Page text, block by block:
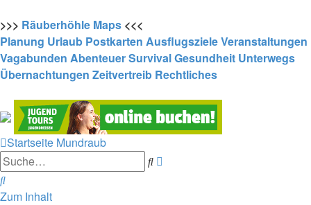
>>> Räuberhöhle Maps <<<
Planung Urlaub Postkarten AusflugszieleVeranstaltungen
Vagabunden AbenteuerSurvivalGesundheit Unterwegs
Übernachtungen Zeitvertreib Rechtliches
Startseite Mundraub
Suche
Suche
Zum Inhalt